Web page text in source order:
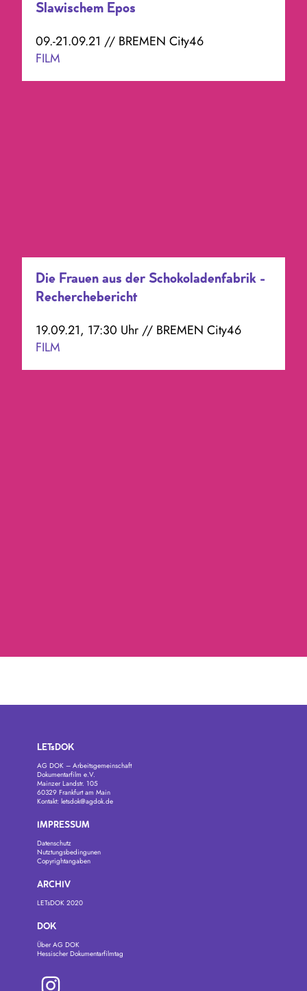
Slawischem Epos
09.-21.09.21 // BREMEN City46
FILM
Die Frauen aus der Schokoladenfabrik -
Recherchebericht
19.09.21, 17:30 Uhr // BREMEN City46
FILM
LETsDOK
AG DOK – Arbeitsgemeinschaft
Dokumentarfilm e.V.
Mainzer Landstr. 105
60329 Frankfurt am Main
Kontakt: letsdok@agdok.de
IMPRESSUM
Datenschutz
Nutztungsbedingunen
Copyrightangaben
ARCHIV
LETsDOK 2020
DOK
Über AG DOK
Hessischer Dokumentarfilmtag